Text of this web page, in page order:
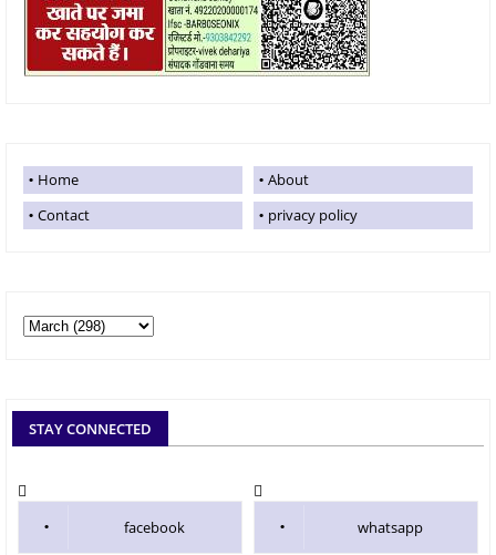
Home
About
Contact
privacy policy
STAY CONNECTED
facebook whatsapp